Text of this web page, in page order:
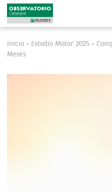
Inicio > Estudio Motor 2025 >
Meses